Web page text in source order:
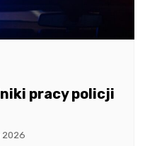
pracy policji
2026